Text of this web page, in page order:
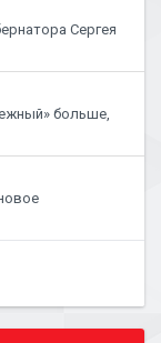
Сергея
больше,